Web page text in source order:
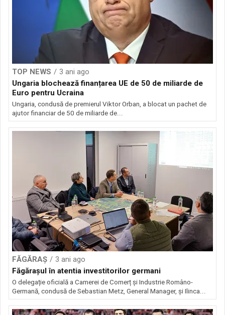
TOP NEWS
3 ani ago
Ungaria blochează finanțarea UE de 50 de miliarde de
Euro pentru Ucraina
Ungaria, condusă de premierul Viktor Orban, a blocat un pachet de
ajutor financiar de 50 de miliarde de...
FĂGĂRAȘ
3 ani ago
Făgărașul în atentia investitorilor germani
O delegație oficială a Camerei de Comerț și Industrie Româno-
Germană, condusă de Sebastian Metz, General Manager, și Ilinca...